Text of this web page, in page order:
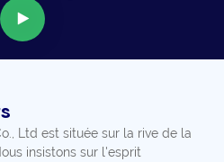
Ltd est située sur la rive de la
insistons sur l'esprit